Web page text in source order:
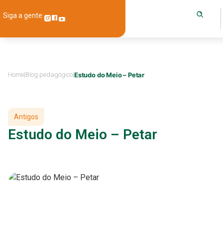
Siga a gente:
Home|Blog pedagógico|Estudo do Meio – Petar
Antigos
Estudo do Meio – Petar